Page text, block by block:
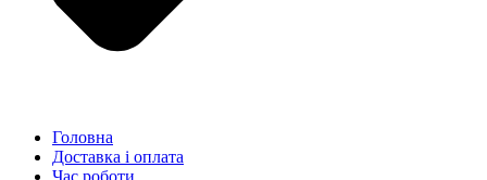
Головна
Доставка і оплата